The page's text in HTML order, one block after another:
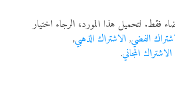
فقط. لتحميل هذا المورد، الرجاء اختيار
الفضي, الاشتراك الذهبي,
الاشتراك المجاني.